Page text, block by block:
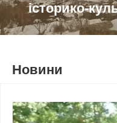
історико-
Новини